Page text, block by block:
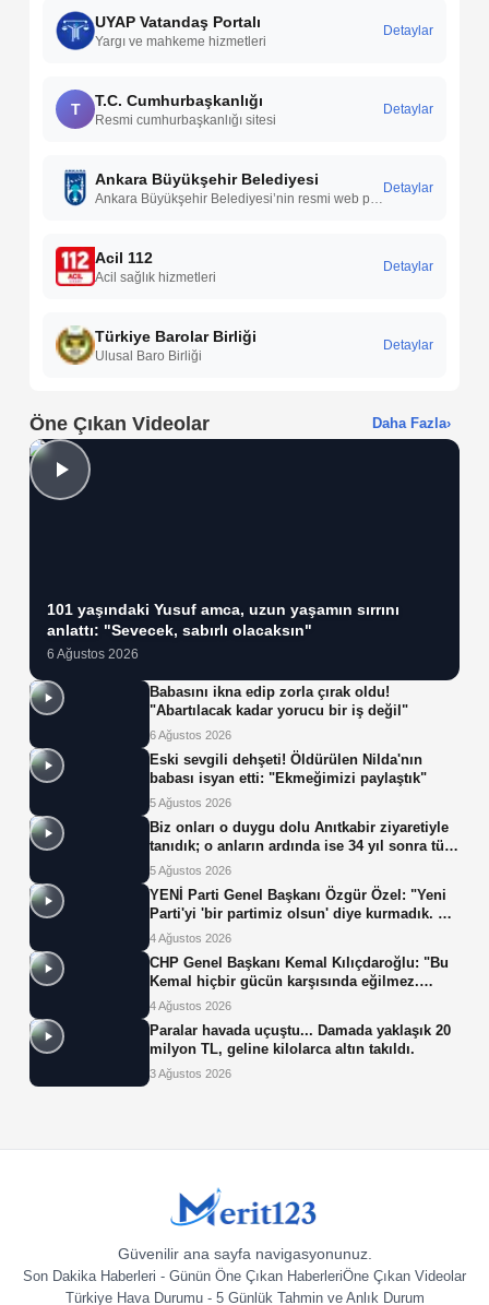
UYAP Vatandaş Portalı
Yargı ve mahkeme hizmetleri
Detaylar
T T.C. Cumhurbaşkanlığı
Resmi cumhurbaşkanlığı sitesi
Detaylar
Ankara Büyükşehir Belediyesi Detaylar
Acil 112
Acil sağlık hizmetleri
Detaylar
Türkiye Barolar Birliği
Ulusal Baro Birliği
Detaylar
Öne Çıkan Videolar Daha Fazla›
101 yaşındaki Yusuf amca, uzun yaşamın sırrını
anlattı: "Sevecek, sabırlı olacaksın"
6 Ağustos 2026
Babasını ikna edip zorla çırak oldu!
"Abartılacak kadar yorucu bir iş değil"
6 Ağustos 2026
Eski sevgili dehşeti! Öldürülen Nilda'nın
babası isyan etti: "Ekmeğimizi paylaştık"
5 Ağustos 2026
Biz onları o duygu dolu Anıtkabir ziyaretiyle
tanıdık; o anların ardında ise 34 yıl sonra tüp
bebek tedavisiyle gelen çifte mucize yatıyor.
5 Ağustos 2026
YENİ Parti Genel Başkanı Özgür Özel: "Yeni
Parti'yi 'bir partimiz olsun' diye kurmadık. Biz
yeni partiyi iktidar olsun, milleti iktidara
4 Ağustos 2026
CHP Genel Başkanı Kemal Kılıçdaroğlu: "Bu
Kemal hiçbir gücün karşısında eğilmez.
Sadece haklının önünde eğiliriz."
4 Ağustos 2026
Paralar havada uçuştu... Damada yaklaşık 20
milyon TL, geline kilolarca altın takıldı.
3 Ağustos 2026
Güvenilir ana sayfa navigasyonunuz.
Son Dakika Haberleri - Günün Öne Çıkan HaberleriÖne Çıkan Videolar
Türkiye Hava Durumu - 5 Günlük Tahmin ve Anlık Durum